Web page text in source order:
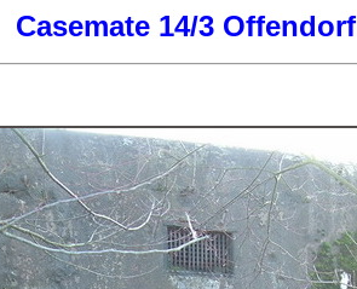
Casemate 14/3 Offendorf